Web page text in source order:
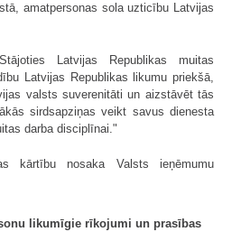
amatpersonas sola uzticību Latvijas
Latvijas Republikas muitas
Latvijas Republikas likumu priekšā,
valsts suverenitāti un aizstāvēt tās
sirdsapziņas veikt savus dienesta
darba disciplīnai."
kārtību nosaka Valsts ieņēmumu
likumīgie rīkojumi un prasības